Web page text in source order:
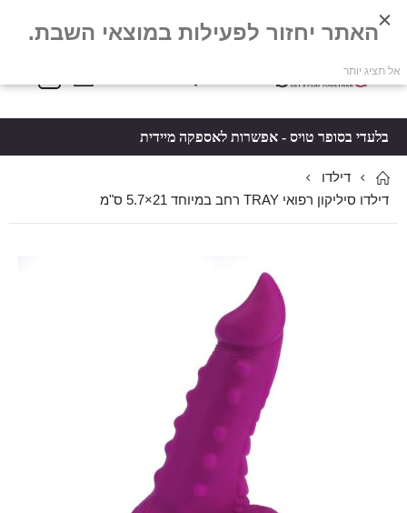
Toggle
סל קניות
בלעדי בסופר טויס - אפשרות לאספקה מיידית
דילדו
דילדו סיליקון רפואי TRAY רחב במיוחד 21×5.7 ס"מ
האתר יחזור לפעילות במוצאי השבת.
אל תציג יותר